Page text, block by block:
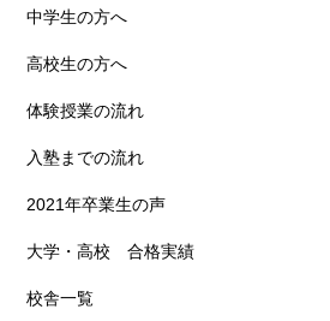
中学生の方へ
高校生の方へ
体験授業の流れ
入塾までの流れ
2021年卒業生の声
大学・高校 合格実績
校舎一覧